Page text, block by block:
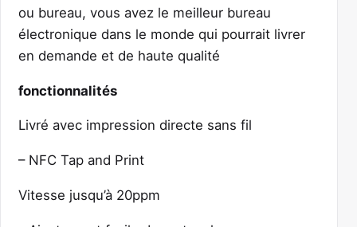
ou bureau, vous avez le meilleur bureau
électronique dans le monde qui pourrait livrer
en demande et de haute qualité
fonctionnalités
Livré avec impression directe sans fil
– NFC Tap and Print
Vitesse jusqu’à 20ppm